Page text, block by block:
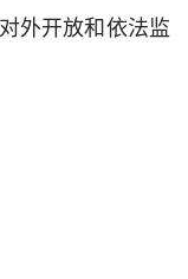
外开放和依法监